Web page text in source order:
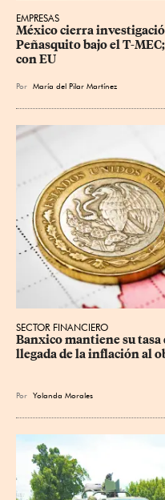
EMPRESAS
México cierra
Peñasquito bajo el T-
con EU
Por María del Pilar Martínez
SECTOR FINANCIERO
Banxico mantiene su
llegada de la inflación al
Por Yolanda Morales